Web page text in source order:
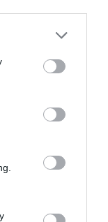
με
μου,
έχει
μου, αν και
σε ένα